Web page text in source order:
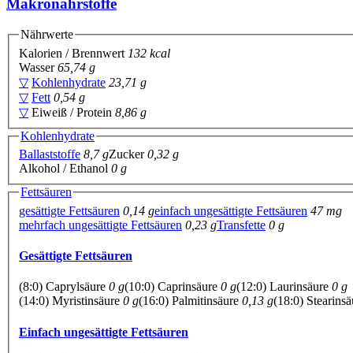
Makronährstoffe
Nährwerte
Kalorien / Brennwert 132 kcal
Wasser65,74 g
▽ Kohlenhydrate 23,71 g
▽ Fett 0,54 g
▽ Eiweiß / Protein 8,86 g
Kohlenhydrate
Ballaststoffe 8,7 gZucker0,32 g
Alkohol / Ethanol 0 g
Fettsäuren
gesättigte Fettsäuren 0,14 geinfach ungesättigte Fettsäuren 47 mg
mehrfach ungesättigte Fettsäuren 0,23 gTransfette 0 g
Gesättigte Fettsäuren
(8:0) Caprylsäure 0 g(10:0) Caprinsäure 0 g(12:0) Laurinsäure 0 g
(14:0) Myristinsäure 0 g(16:0) Palmitinsäure 0,13 g(18:0)
Einfach ungesättigte Fettsäuren